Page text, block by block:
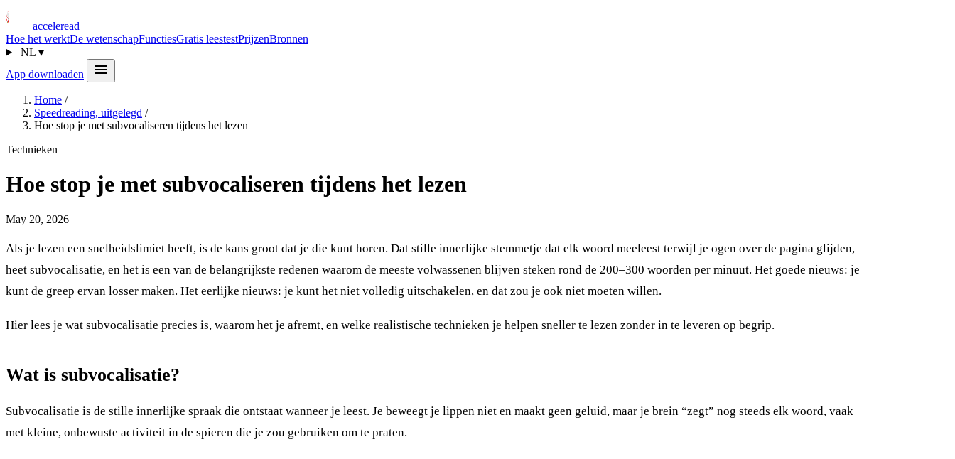
acceleread
Hoe het werktDe wetenschapFunctiesGratis leestestPrijzenBronnen
NL ▾
App downloaden
Home /
Speedreading, uitgelegd /
Hoe stop je met subvocaliseren tijdens het lezen
Technieken
Hoe stop je met subvocaliseren tijdens het lezen
May 20, 2026
Als je lezen een snelheidslimiet heeft, is de kans groot dat je die kunt horen. Dat stille innerlijke stemmetje dat elk woord meeleest terwijl je ogen over de pagina glijden,
heet subvocalisatie, en het is een van de belangrijkste redenen waarom de meeste volwassenen blijven steken rond de 200–300 woorden per minuut. Het goede nieuws: je
kunt de greep ervan losser maken. Het eerlijke nieuws: je kunt het niet volledig uitschakelen, en dat zou je ook niet moeten willen.
Hier lees je wat subvocalisatie precies is, waarom het je afremt, en welke realistische technieken je helpen sneller te lezen zonder in te leveren op begrip.
Wat is subvocalisatie?
Subvocalisatie is de stille innerlijke spraak die ontstaat wanneer je leest. Je beweegt je lippen niet en maakt geen geluid, maar je brein “zegt” nog steeds elk woord, vaak
met kleine, onbewuste activiteit in de spieren die je zou gebruiken om te praten.